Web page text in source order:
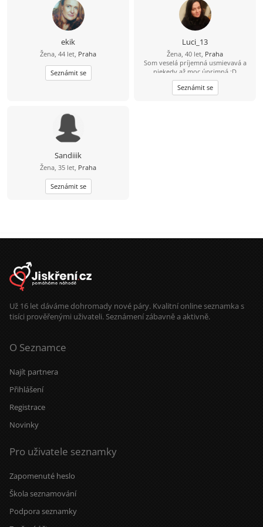
profil a mohu poslat pouze jednu
zprávu denně jednomu uživateli.
ekik
Žena, 44 let, Praha
Seznámit se
Luci_13
Žena, 40 let, Praha
Som veselá príjemná usmievavá a
niekedy až moc úprimná :D
Seznámit se
Sandiiik
Žena, 35 let, Praha
Seznámit se
Už 16 let dáváme dohromady nové páry. Kvalitní online seznamka s
tisíci prověřenými uživateli. Seznámení zábavně a aktivně.
O Seznamce
Najít partnera
Přihlášení
Registrace
Novinky
Pro uživatele seznamky
Zapomenuté heslo
Škola seznamování
Podpora seznamky